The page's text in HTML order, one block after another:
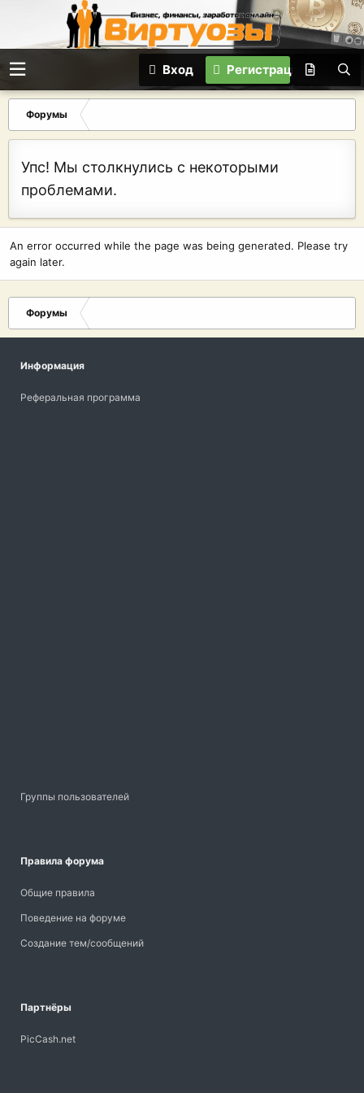
Вход Регистрация
Форумы
Упс! Мы столкнулись с некоторыми
проблемами.
An error occurred while the page was being generated. Please try
again later.
Форумы
Информация
Реферальная программа
Группы пользователей
Правила форума
Общие правила
Поведение на форуме
Создание тем/сообщений
Партнёры
PicCash.net